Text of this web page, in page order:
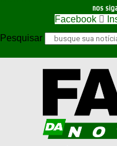
nos
Facebook
Pesquisar